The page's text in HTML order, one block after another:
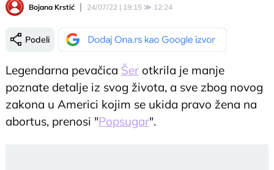
Bojana Krstić 24/07/22 | 19:15 ≫ 12:24
Podeli
Legendarna pevačica Šer otkrila je manje
poznate detalje iz svog života, a sve zbog novog
zakona u Americi kojim se ukida pravo žena na
abortus, prenosi "Popsugar".